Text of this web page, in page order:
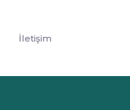
İletişim